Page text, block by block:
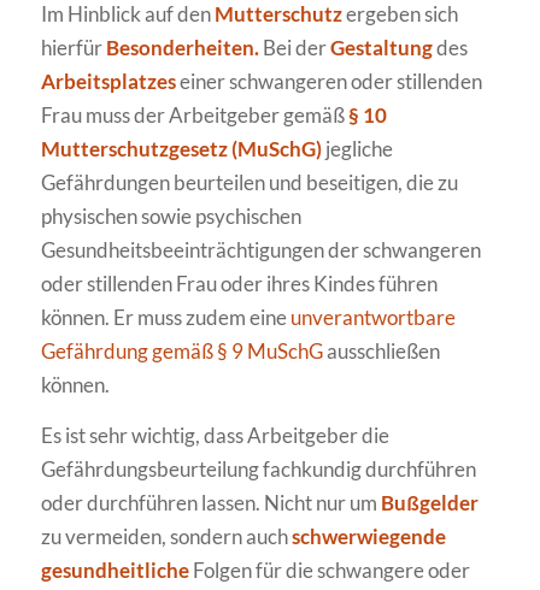
Im Hinblick auf denMutterschutzergeben sich
hierfürBesonderheiten.Bei derGestaltungdes
Arbeitsplatzeseiner schwangeren oder stillenden
Frau muss der Arbeitgeber gemäß§ 10
Mutterschutzgesetz (MuSchG)jegliche
Gefährdungen beurteilen und beseitigen, die zu
physischen sowie psychischen
Gesundheitsbeeinträchtigungen der schwangeren
oder stillenden Frau oder ihres Kindes führen
können. Er muss zudem eineunverantwortbare
Gefährdung gemäß § 9 MuSchGausschließen
können.
Es ist sehr wichtig, dass Arbeitgeber die
Gefährdungsbeurteilung fachkundig durchführen
oder durchführen lassen. Nicht nur um Bußgelder
zu vermeiden, sondern auchschwerwiegende
gesundheitlicheFolgen für die schwangere oder